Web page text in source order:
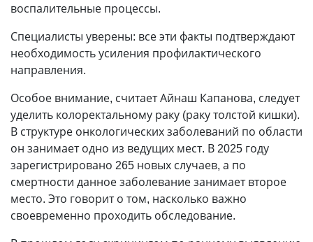
воспалительные процессы.
Специалисты уверены: все эти факты подтверждают
необходимость усиления профилактического
направления.
Особое внимание, считает Айнаш Капанова, следует
уделить колоректальному раку (раку толстой кишки).
В структуре онкологических заболеваний по области
он занимает одно из ведущих мест. В 2025 году
зарегистрировано 265 новых случаев, а по
смертности данное заболевание занимает второе
место. Это говорит о том, насколько важно
своевременно проходить обследование.